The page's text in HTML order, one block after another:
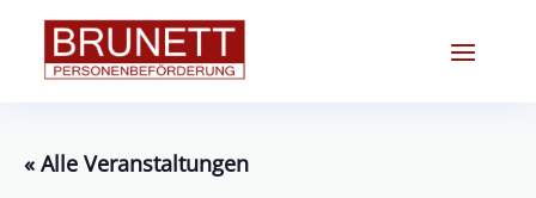
« Alle Veranstaltungen